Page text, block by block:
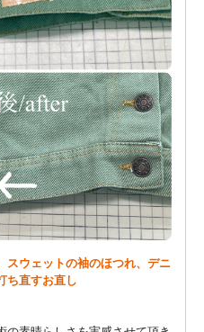
スウェットの袖のほつれ、デニ
ち直すお直し